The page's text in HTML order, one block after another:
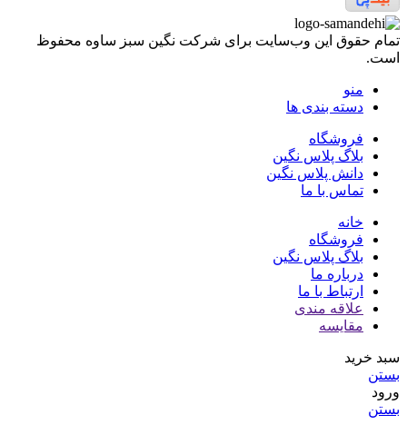
تمام حقوق اين وب‌سايت برای شرکت نگین سبز ساوه محفوظ
است.
منو
دسته بندی ها
فروشگاه
بلاگ پلاس نگین
دانش پلاس نگین
تماس با ما
خانه
فروشگاه
بلاگ پلاس نگین
درباره ما
ارتباط با ما
علاقه مندی
مقایسه
سبد خرید
بستن
ورود
بستن